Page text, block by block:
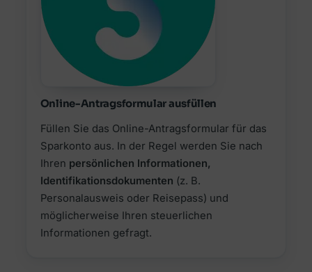
Online-Antragsformular ausfüllen
Füllen Sie das Online-Antragsformular für das
Sparkonto aus. In der Regel werden Sie nach
Ihren persönlichen Informationen,
Identifikationsdokumenten (z. B.
Personalausweis oder Reisepass) und
möglicherweise Ihren steuerlichen
Informationen gefragt.